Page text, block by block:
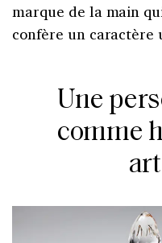
marque de la main
confère un caractère
Une
comme